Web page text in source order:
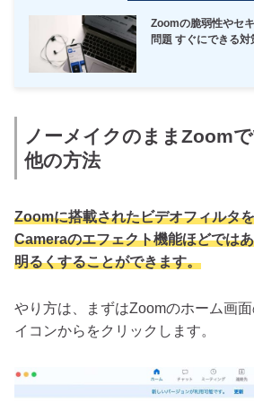
Zoomの脆弱性やセ
問題 すぐにできる対
ノーメイクのままZoom
他の方法
Zoomに搭載されたビデオフィルタ
Cameraのエフェクト機能ほどでは
明るくすることができます。
やり方は、まずはZoomのホーム画
イコンからをクリックします。